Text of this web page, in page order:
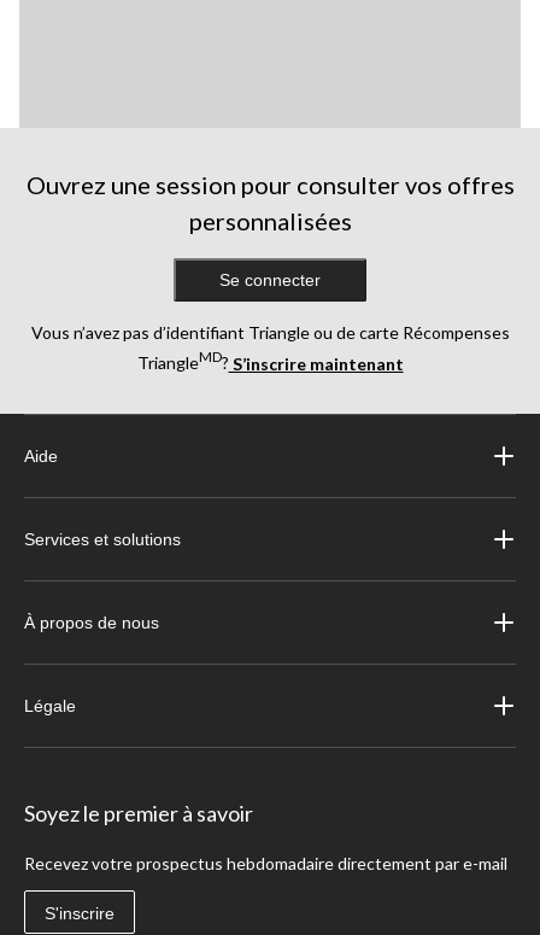
Ouvrez une session pour consulter vos offres
personnalisées
Se connecter
Vous n’avez pas d’identifiant Triangle ou de carte Récompenses
TriangleMD? S’inscrire maintenant
Aide
Services et solutions
À propos de nous
Légale
Soyez le premier à savoir
Recevez votre prospectus hebdomadaire directement par e-mail
S'inscrire